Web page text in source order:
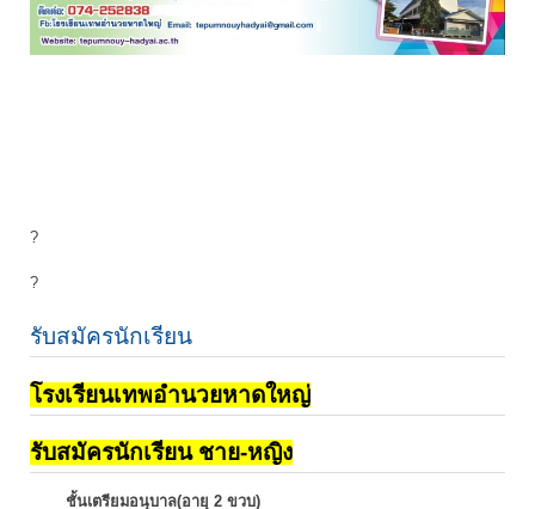
?
?
รับสมัครนักเรียน
โรงเรียนเทพอำนวยหาดใหญ่
รับสมัครนักเรียน ชาย-หญิง
ชั้นเตรียมอนุบาล(อายุ 2 ขวบ)